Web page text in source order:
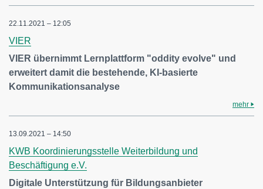
22.11.2021 – 12:05
VIER
VIER übernimmt Lernplattform "oddity evolve" und
erweitert damit die bestehende, KI-basierte
Kommunikationsanalyse
mehr
13.09.2021 – 14:50
KWB Koordinierungsstelle Weiterbildung und
Beschäftigung e.V.
Digitale Unterstützung für Bildungsanbieter